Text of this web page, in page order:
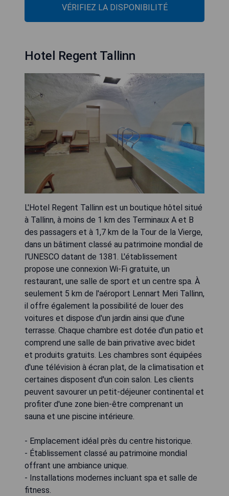
VÉRIFIEZ LA DISPONIBILITÉ
Hotel Regent Tallinn
L'Hotel Regent Tallinn est un boutique hôtel situé
à Tallinn, à moins de 1 km des Terminaux A et B
des passagers et à 1,7 km de la Tour de la Vierge,
dans un bâtiment classé au patrimoine mondial de
l'UNESCO datant de 1381. L'établissement
propose une connexion Wi-Fi gratuite, un
restaurant, une salle de sport et un centre spa. À
seulement 5 km de l'aéroport Lennart Meri Tallinn,
il offre également la possibilité de louer des
voitures et dispose d'un jardin ainsi que d'une
terrasse. Chaque chambre est dotée d'un patio et
comprend une salle de bain privative avec bidet
et produits gratuits. Les chambres sont équipées
d'une télévision à écran plat, de la climatisation et
certaines disposent d'un coin salon. Les clients
peuvent savourer un petit-déjeuner continental et
profiter d'une zone bien-être comprenant un
sauna et une piscine intérieure.
- Emplacement idéal près du centre historique.
- Établissement classé au patrimoine mondial
offrant une ambiance unique.
- Installations modernes incluant spa et salle de
fitness.